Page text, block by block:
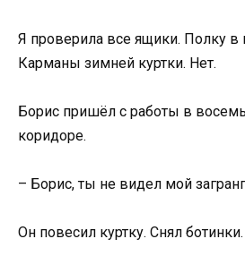
Я проверила все ящики. Полку в
Карманы зимней куртки. Нет.
Борис пришёл с работы в
коридоре.
– Борис, ты не видел мой
Он повесил куртку. Снял